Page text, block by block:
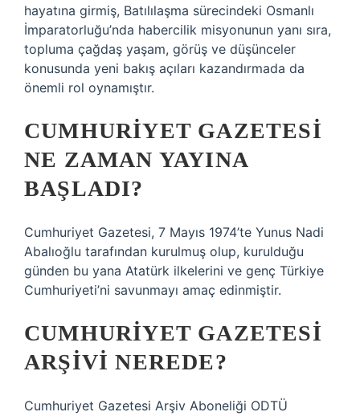
hayatına girmiş, Batılılaşma sürecindeki Osmanlı
İmparatorluğu’nda habercilik misyonunun yanı sıra,
topluma çağdaş yaşam, görüş ve düşünceler
konusunda yeni bakış açıları kazandırmada da
önemli rol oynamıştır.
CUMHURIYET GAZETESI
NE ZAMAN YAYINA
BAŞLADI?
Cumhuriyet Gazetesi, 7 Mayıs 1974’te Yunus Nadi
Abalıoğlu tarafından kurulmuş olup, kurulduğu
günden bu yana Atatürk ilkelerini ve genç Türkiye
Cumhuriyeti’ni savunmayı amaç edinmiştir.
CUMHURIYET GAZETESI
ARŞIVI NEREDE?
Cumhuriyet Gazetesi Arşiv Aboneliği ODTÜ